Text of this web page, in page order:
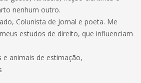
nenhum outro.
Colunista de Jornal e poeta. Me
estudos de direito, que influenciam
e animais de estimação,